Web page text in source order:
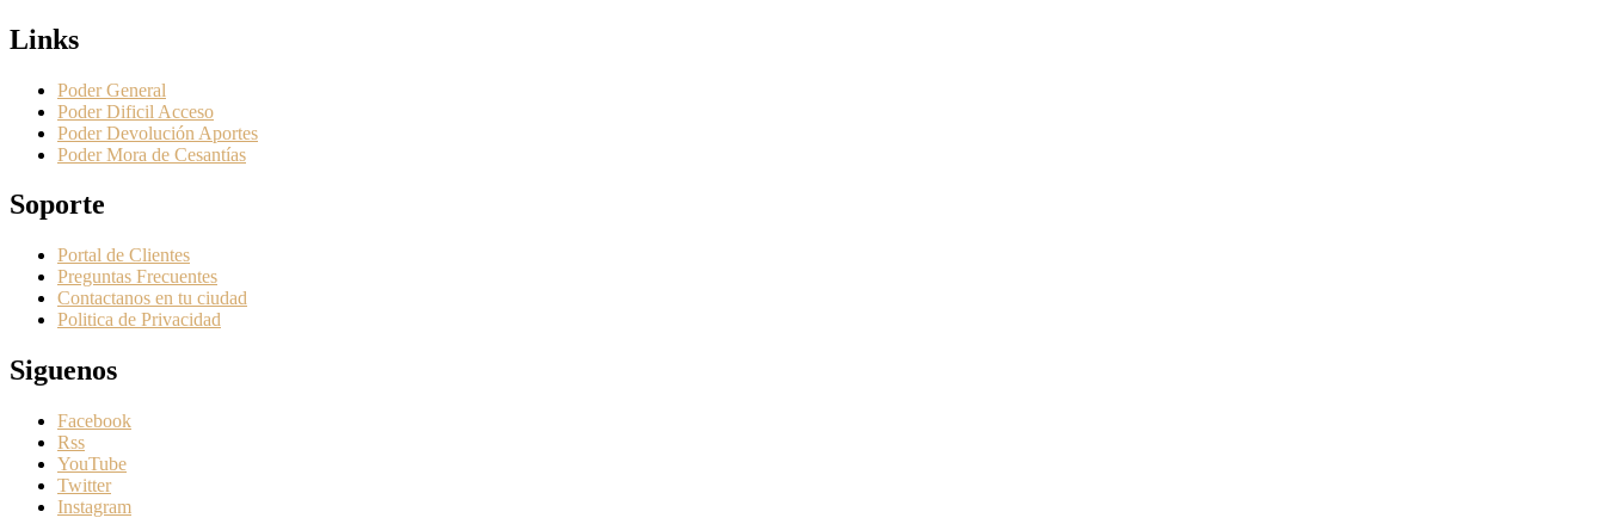
Links
Poder General
Poder Dificil Acceso
Poder Devolución Aportes
Poder Mora de Cesantías
Soporte
Portal de Clientes
Preguntas Frecuentes
Contactanos en tu ciudad
Politica de Privacidad
Siguenos
Facebook
Rss
YouTube
Twitter
Instagram